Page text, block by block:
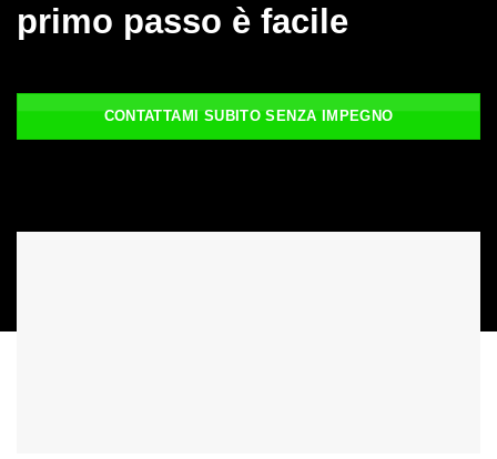
primo passo è facile
CONTATTAMI SUBITO SENZA IMPEGNO